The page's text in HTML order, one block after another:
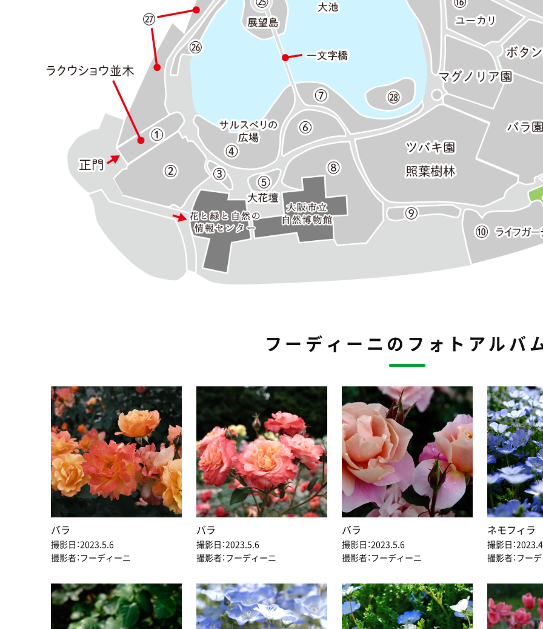
フーディーニのフォトアルバ
バラ
撮影日：2023.5.6
撮影者：フーディーニ
バラ
撮影日：2023.5.6
撮影者：フーディーニ
バラ
撮影日：2023.5.6
撮影者：フーディーニ
ネモフィラ
撮影日：
撮影者：フー